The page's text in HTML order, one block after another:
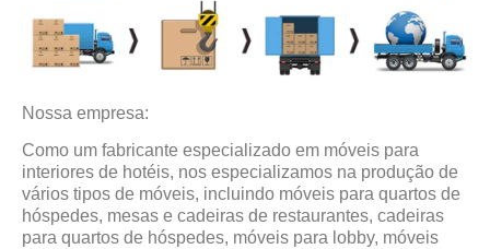
Nossa empresa:
Como um fabricante especializado em móveis para
interiores de hotéis, nos especializamos na produção de
vários tipos de móveis, incluindo móveis para quartos de
hóspedes, mesas e cadeiras de restaurantes, cadeiras
para quartos de hóspedes, móveis para lobby, móveis